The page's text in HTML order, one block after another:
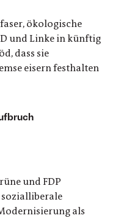
ökologische
und Linke in künftig
dass sie
eisern festhalten
und FDP
sozialliberale
als